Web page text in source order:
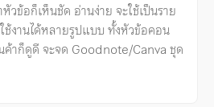
ข้อก็เห็นชัด อ่านง่าย จะใช้เป็นราย
ช้งานได้หลายรูปแบบ ทั้งหัวข้อคอน
ค้าก็ดูดี จะจด Goodnote/Canva ชุด